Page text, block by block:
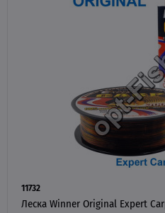
11732
Леска Winner Original Expert